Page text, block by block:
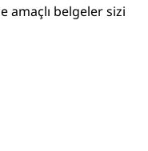
belgeler sizi